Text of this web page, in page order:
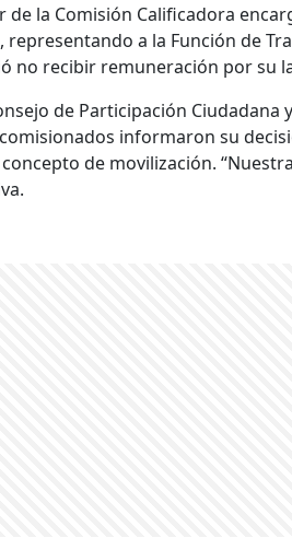
la Comisión Calificadora
, representando a la Función de
no recibir remuneración por su
de Participación Ciudadana
informaron su
de movilización.